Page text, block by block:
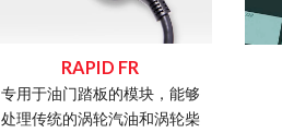
RAPID FR
专用于油门踏板的模块，能够
处理传统的涡轮汽油和涡轮柴